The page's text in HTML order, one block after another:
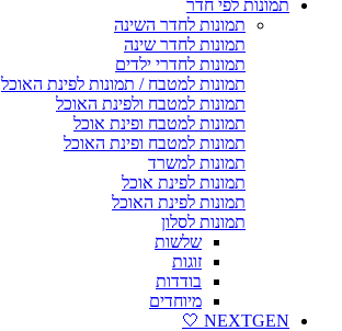
תמונות לפי חדר
תמונות לחדר השינה
תמונות לחדר שינה
תמונות לחדרי ילדים
תמונות למטבח / תמונות לפינת האוכל
תמונות למטבח ולפינת האוכל
תמונות למטבח ופינת אוכל
תמונות למטבח ופינת האוכל
תמונות למשרד
תמונות לפינת אוכל
תמונות לפינת האוכל
תמונות לסלון
שלשות
זוגות
בודדות
מיוחדים
NEXTGEN 🤍